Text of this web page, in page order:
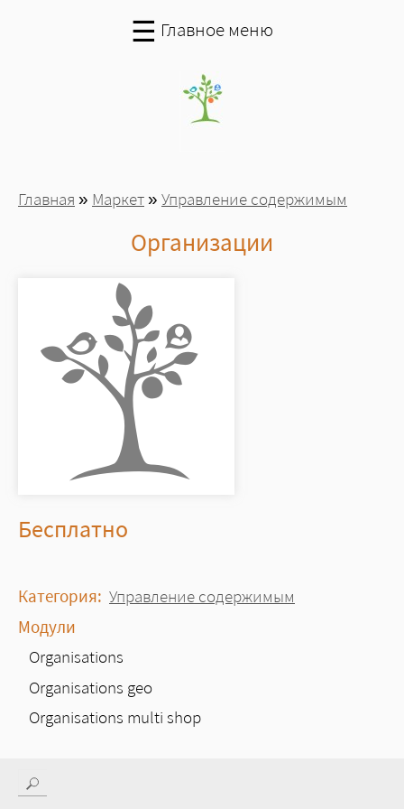
☰ Главное меню
Вы здесь
Главная » Маркет» Управление содержимым
Организации
Цена
Бесплатно
Категория: Управление содержимым
Модули
Organisations
Organisations geo
Organisations multi shop
Форма поиска
Поиск